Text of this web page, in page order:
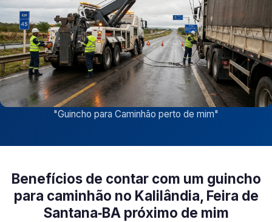
"Guincho para Caminhão perto de mim"
Benefícios de contar com um guincho
para caminhão no Kalilândia, Feira de
Santana‑BA próximo de mim